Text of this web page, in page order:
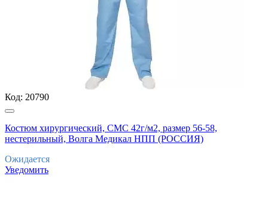
Код: 20790
Костюм хирургический, СМС 42г/м2, размер 56-58,
нестерильный, Волга Медикал НПП (РОССИЯ)
Ожидается
Уведомить